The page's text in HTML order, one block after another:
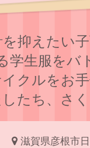
抑えたい
学⽣服をバ
クルをお
たち、さ
滋賀県彦根市